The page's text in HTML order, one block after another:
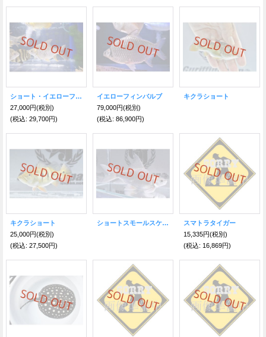
ショート・イエローフィン
27,000円(税別)
(税込: 29,700円)
イエローフィンバルブ
79,000円(税別)
(税込: 86,900円)
キクラショート
キクラショート
25,000円(税別)
(税込: 27,500円)
ショートスモールスケールバルブ
スマトラタイガー
15,335円(税別)
(税込: 16,869円)